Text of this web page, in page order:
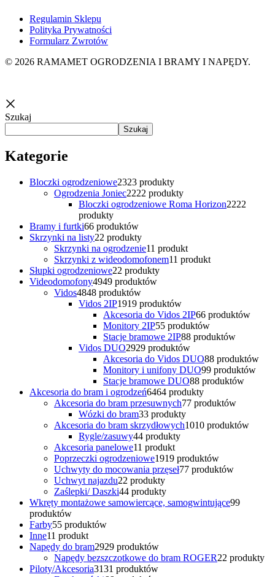
Regulamin Sklepu
Polityka Prywatności
Formularz Zwrotów
© 2026 RAMAMET OGRODZENIA I BRAMY I NAPĘDY.
Szukaj
Szukaj
Kategorie
Bloczki ogrodzeniowe2323 produkty
Ogrodzenia Joniec2222 produkty
Bloczki ogrodzeniowe Roma Horizon2222
produkty
Bramy i furtki66 produktów
Skrzynki na listy22 produkty
Skrzynki na ogrodzenie11 produkt
Skrzynki z wideodomofonem11 produkt
Słupki ogrodzeniowe22 produkty
Videodomofony4949 produktów
Vidos4848 produktów
Vidos 2IP1919 produktów
Akcesoria do Vidos 2IP66 produktów
Monitory 2IP55 produktów
Stacje bramowe 2IP88 produktów
Vidos DUO2929 produktów
Akcesoria do Vidos DUO88 produktów
Monitory i unifony DUO99 produktów
Stacje bramowe DUO88 produktów
Akcesoria do bram i ogrodzeń6464 produkty
Akcesoria do bram przesuwnych77 produktów
Wózki do bram33 produkty
Akcesoria do bram skrzydłowych1010 produktów
Rygle/zasuwy44 produkty
Akcesoria panelowe11 produkt
Poprzeczki ogrodzeniowe1919 produktów
Uchwyty do mocowania przęseł77 produktów
Uchwyt najazdu22 produkty
Zaślepki/ Daszki44 produkty
Wkręty montażowe samowiercące, samogwintujące99
produktów
Farby55 produktów
Inne11 produkt
Napędy do bram2929 produktów
Napędy bezszczotkowe do bram ROGER22 produkty
Piloty/Akcesoria3131 produktów